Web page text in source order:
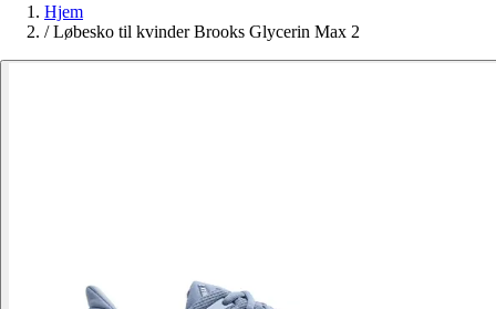
Hjem
/ Løbesko til kvinder Brooks Glycerin Max 2